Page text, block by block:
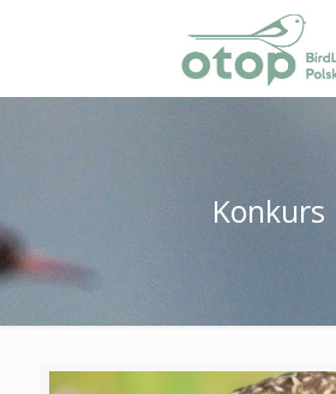
Konkurs